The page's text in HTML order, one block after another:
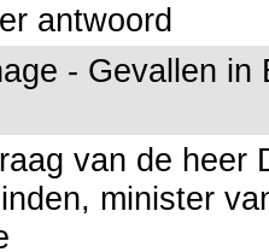
antwoord
- Gevallen in
van de heer
minister